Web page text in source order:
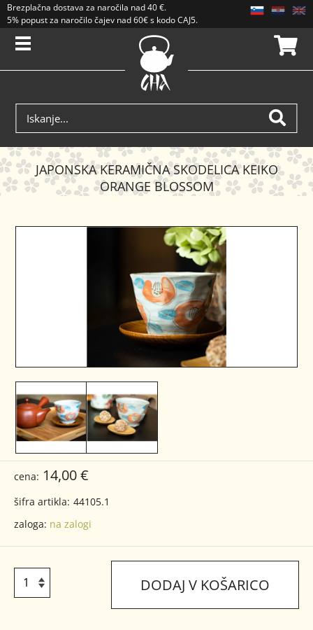
Brezplačna dostava za naročila nad40 €.
5% popust za naročilo čajev nad 60€ s kodo CAJ5. Popusti se ne seštevajo.
JAPONSKA KERAMIČNA SKODELICA KEIKO
ORANGE BLOSSOM
cena: 14,00 €
šifra artikla: 44105.1
zaloga: na zalogi
DODAJ V KOŠARICO